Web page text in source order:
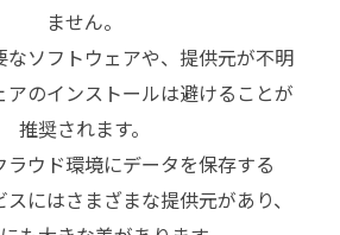
ません。
なソフトウェアや、提供元が不明
アのインストールは避けることが
推奨されます。
ラウド環境にデータを保存する
にはさまざまな提供元があり、